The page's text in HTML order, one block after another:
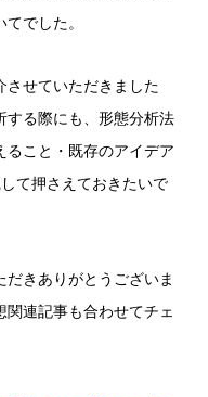
てでした。
させていただきました
する際にも、形態分析法
ること・既存のアイデア
て押さえておきたいで
きありがとうございま
関連記事も合わせてチェ